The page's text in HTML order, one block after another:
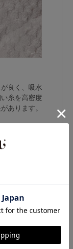
良く、吸水
糸を高密度
あります。